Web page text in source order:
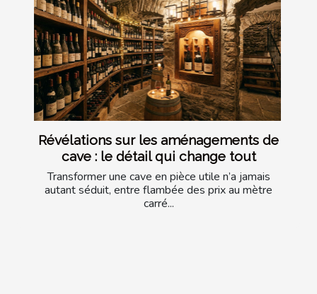
Révélations sur les aménagements de
cave : le détail qui change tout
Transformer une cave en pièce utile n’a jamais
autant séduit, entre flambée des prix au mètre
carré...